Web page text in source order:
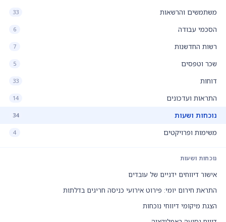
משתמשים והרשאות 33
הסכמי עבודה 6
רשות החדשנות 7
שכר וטפסים 5
דוחות 33
התראות ועדכונים 14
נוכחות ושעות 34
משימות ופרויקטים 4
נוכחות ושעות
אישור דיווחים ידניים של עובדים
התראת חירום יומי: פירוט אירועי כניסה חריגים בדלתות
הצגת מיקומי דיווחי נוכחות